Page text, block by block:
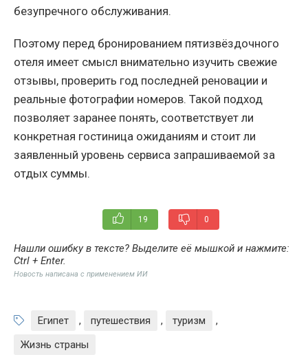
безупречного обслуживания.
Поэтому перед бронированием пятизвёздочного
отеля имеет смысл внимательно изучить свежие
отзывы, проверить год последней реновации и
реальные фотографии номеров. Такой подход
позволяет заранее понять, соответствует ли
конкретная гостиница ожиданиям и стоит ли
заявленный уровень сервиса запрашиваемой за
отдых суммы.
19 0
Нашли ошибку в тексте? Выделите её мышкой и нажмите:
Ctrl + Enter.
Новость написана с применением ИИ
Египет , путешествия , туризм
,
Жизнь страны